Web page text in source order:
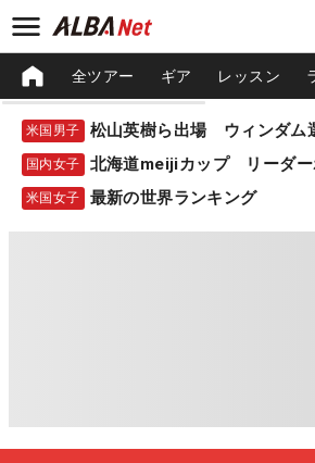
全ツアー ギア レッスン
米国男子
国内女子 北海道meijiカップ リーダー
米国女子 最新の世界ランキング